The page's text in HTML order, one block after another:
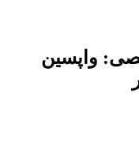
واپسین